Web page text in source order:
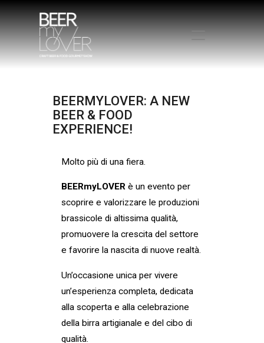
CHI SIAMO
PROGRAMMA
VISITA
ELENCO ESPOSITORI
NEWS
CONTATTI
ACQUISTA BIGLIETTO
BEERMYLOVER: A NEW
BEER & FOOD
EXPERIENCE!
Molto più di una fiera.
BEERmyLOVER è un evento per
scoprire e valorizzare le produzioni
brassicole di altissima qualità,
promuovere la crescita del settore
e favorire la nascita di nuove realtà.
Un’occasione unica per vivere
un’esperienza completa, dedicata
alla scoperta e alla celebrazione
della birra artigianale e del cibo di
qualità.